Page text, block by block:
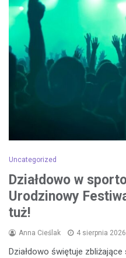
Uncategorized
Działdowo w
Urodzinowy
tuż!
Anna Cieślak 4 sierpnia 2026
Działdowo świętuje